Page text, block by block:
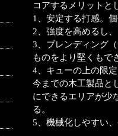
コアするメリットと
1、安定する打感。
2、強度を高めるし
3、ブレンディング
ものをより堅くもで
4、キューの上の限
今までの木工製品と
にできるエリアが少
る。
5、機械化しやすい